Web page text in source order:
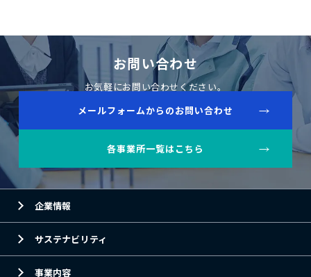
お問い合わせ
お気軽にお問い合わせください。
メールフォームからのお問い合わせ
各事業所一覧はこちら
企業情報
サステナビリティ
事業内容